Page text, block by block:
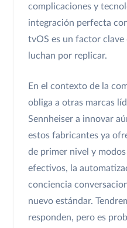
complicaciones y
integración perfecta
tvOS es un factor
luchan por replicar.
En el contexto de la
obliga a otras marcas
Sennheiser a innovar
estos fabricantes ya
de primer nivel y
efectivos, la
conciencia
nuevo estándar.
responden, pero es